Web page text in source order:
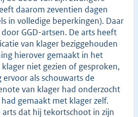
daarom zeventien dagen
in volledige beperkingen). Daar
GGD-artsen. De arts heeft
van klager beziggehouden
hierover gemaakt in het
niet gezien of gesproken,
als schouwarts de
van klager had onderzocht
gemaakt met klager zelf.
arts dat hij tekortschoot in zijn